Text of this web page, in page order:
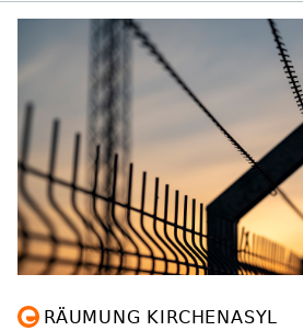
RÄUMUNG KIRCHENASYL